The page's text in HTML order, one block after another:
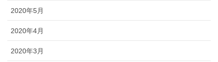
2020年5月
2020年4月
2020年3月